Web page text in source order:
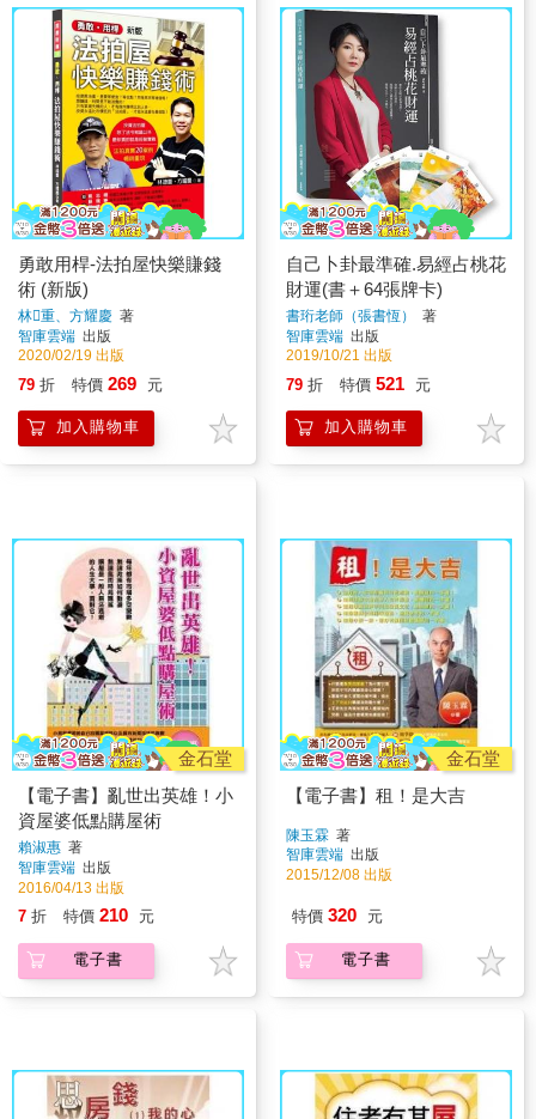
勇敢用桿-法拍屋快樂賺錢
術 (新版)
林重、方耀慶 著
智庫雲端 出版
2020/02/19 出版
79 折 特價 269 元
加入購物車
自己卜卦最準確.易經占桃花
財運(書＋64張牌卡)
書珩老師（張書恆）
著
智庫雲端 出版
2019/10/21 出版
79 折 特價 521 元
加入購物車
金石堂
【電子書】亂世出英雄！小
資屋婆低點購屋術
賴淑惠 著
智庫雲端 出版
2016/04/13 出版
7 折 特價 210 元
電子書
金石堂
【電子書】租！是大吉
陳玉霖 著
智庫雲端 出版
2015/12/08 出版
特價 320 元
電子書